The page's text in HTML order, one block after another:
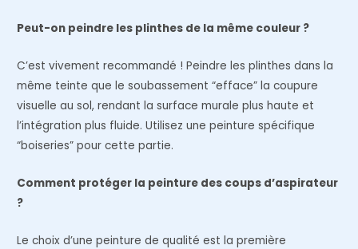
Peut-on peindre les plinthes de la même couleur ?
C’est vivement recommandé ! Peindre les plinthes dans la
même teinte que le soubassement “efface” la coupure
visuelle au sol, rendant la surface murale plus haute et
l’intégration plus fluide. Utilisez une peinture spécifique
“boiseries” pour cette partie.
Comment protéger la peinture des coups d’aspirateur
?
Le choix d’une peinture de qualité est la première